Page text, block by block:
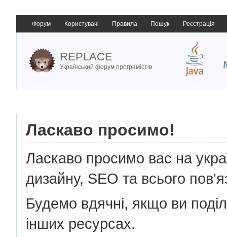
Форум Користувачі Правила Пошук Реєстрація
REPLACE
Український форум програмістів
Ласкаво просимо!
Ласкаво просимо вас на
дизайну, SEO та всього
Будемо вдячні, якщо ви
інших ресурсах.